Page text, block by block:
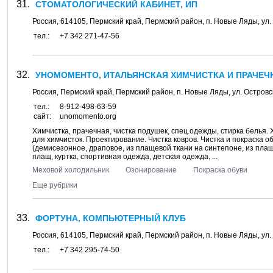
СТОМАТОЛОГИЧЕСКИЙ КАБИНЕТ, ИП
Россия, 614105, Пермский край, Пермский район, п. Новые Ляды, ул.
тел.:
+7 342 271-47-56
УНОМОМЕНТО, ИТАЛЬЯНСКАЯ ХИМЧИСТКА И
Россия, Пермский край, Пермский район, п. Новые Ляды, ул.
тел.:
8-912-498-63-59
сайт:
unomomento.org
Химчистка, прачечная, чистка подушек, спец.одежды, стирка
для химчисток. Проектирование. Чистка ковров. Чистка и покраска
(демисезонное, драповое, из плащевой ткани на синтепоне, из
плащ, куртка, спортивная одежда, детская одежда, ...
Меховой холодильник
Озонирование
Покраска обуви
Еще рубрики
ФОРТУНА, КОМПЬЮТЕРНЫЙ КЛУБ
Россия, 614105, Пермский край, Пермский район, п. Новые Ляды, ул.
тел.:
+7 342 295-74-50